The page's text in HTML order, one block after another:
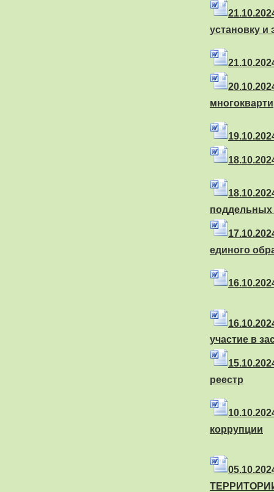
21
установку и
21
20
19
18
18
поддельных
17
единого
16
16
участие в
15
реестр
10
коррупции
05